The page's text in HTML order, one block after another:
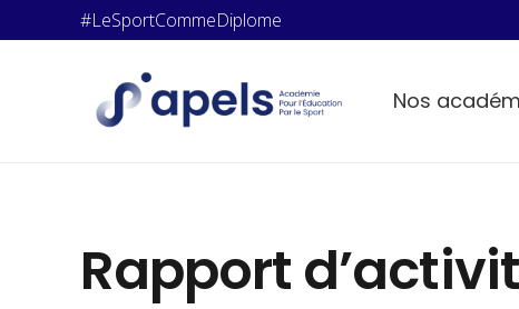
#LeSportCommeDiplome
Nos
Rapport